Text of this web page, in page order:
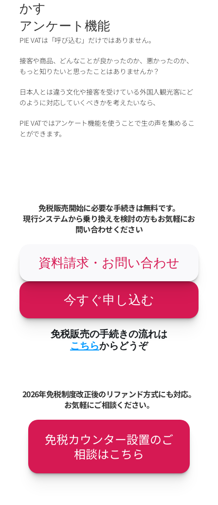
かす
アンケート機能
PIE VATは「呼び込む」だけではありません。
接客や商品、どんなことが良かったのか、悪かったのか、
もっと知りたいと思ったことはありませんか？
日本人とは違う文化や接客を受けている外国人観光客にど
のように対応していくべきかを考えたいなら、
PIE VATではアンケート機能を使うことで生の声を集めるこ
とができます。
免税販売開始に必要な手続きは無料です。
現行システムから乗り換えを検討の方もお気軽にお
問い合わせください
免税販売の手続きの流れは
こちらからどうぞ
今すぐ申し込む
資料請求・お問い合わせ
2026年免税制度改正後のリファンド方式にも対応。
お気軽にご相談ください。
免税カウンター設置のご
相談はこちら